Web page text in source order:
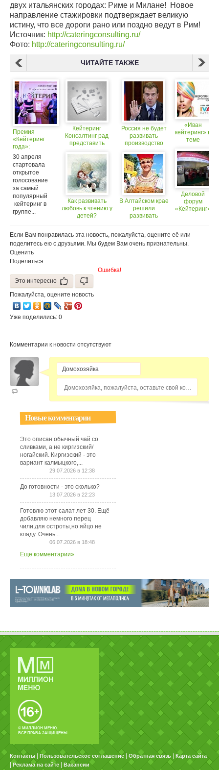
двух итальянских городах: Риме и Милане! Новое
направление стажировки подтверждает великую
истину, что все дороги рано или поздно ведут в Рим!
Источник: http://cateringconsulting.ru/
Фото: http://cateringconsulting.ru/
ЧИТАЙТЕ ТАКЖЕ
Премия
«Кейтеринг
года»:
выбираем
самый
популярный
кейтеринг в
русскоязычном
facebook!
30 апреля
стартовала
открытое
голосование
за самый
популярный
кейтеринг в
группе...
Кейтеринг
Консалтинг рад
представить
партнера Премии
«Кейтеринг года
2015»
Как развивать
любовь к чтению у
детей?
Россия не будет
развивать
производство
В Алтайском крае
решили
развивать
туризм
«Иван
кейтеринг» в
теме
Деловой
форум
«Кейтеринг»
Если Вам понравилась эта новость, пожалуйста, оцените её или
поделитесь ею с друзьями. Мы будем Вам очень признательны.
Оценить
Поделиться
Ошибка!
Это интересно
Пожалуйста, оцените новость
Уже поделились: 0
Комментарии к новости отсутствуют
Домохозяйка, пожалуйста, оставьте свой комментарий...
Новые комментарии
Это описан обычный чай со
сливками, а не киргизский/
ногайский. Киргизский - это
вариант калмыцкого,...
29.07.2026 в 12:38
До готовности - это сколько?
13.07.2026 в 22:23
Готовлю этот салат лет 30. Ещё
добавляю немного перец
чили,для остроты,но яйцо не
кладу. Очень...
06.07.2026 в 18:48
Еще комментарии»
© МИЛЛИОН МЕНЮ.
ВСЕ ПРАВА ЗАЩИЩЕНЫ.
Контакты Пользовательское соглашение Обратная связь Карта сайта
|Реклама на сайте Вакансии